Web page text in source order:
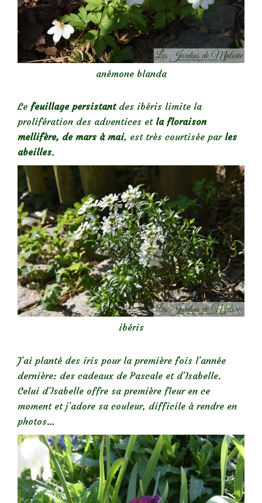
anémone blanda
Le feuillage persistantdes ibéris limite la
prolifération des adventices et la floraison
mellifère, de mars à mai, est très courtisée par les
abeilles.
ibéris
J’ai planté des iris pour la première fois l’année
dernière: des cadeaux de Pascale et d’Isabelle.
Celui d’Isabelle offre sa première fleur en ce
moment et j’adore sa couleur, difficile à rendre en
photos…